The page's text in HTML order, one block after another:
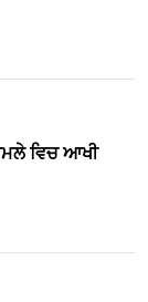
ਵਿਚ ਆਖੀ